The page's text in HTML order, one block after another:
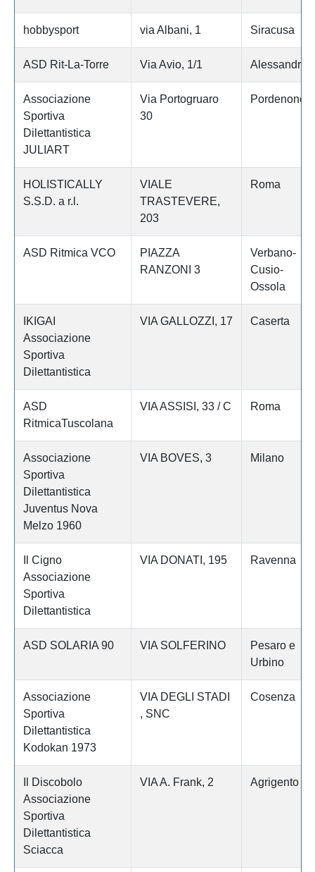
hobbysport via Albani, 1 Siracusa
ASD Rit-La-Torre Via Avio, 1/1 Alessandria
Associazione
Sportiva
Dilettantistica
JULIART
Via Portogruaro
30
Pordenone
HOLISTICALLY
S.S.D. a r.l.
VIALE
TRASTEVERE,
203
Roma
ASD Ritmica VCO
PIAZZA
RANZONI 3
Verbano-
Cusio-
Ossola
IKIGAI
Associazione
Sportiva
Dilettantistica
VIA GALLOZZI, 17 Caserta
ASD
RitmicaTuscolana
VIA ASSISI, 33 / C Roma
Associazione
Sportiva
Dilettantistica
Juventus Nova
Melzo 1960
VIA BOVES, 3 Milano
Il Cigno
Associazione
Sportiva
Dilettantistica
VIA DONATI, 195 Ravenna
ASD SOLARIA 90 VIA SOLFERINO
Pesaro e
Urbino
Associazione
Sportiva
Dilettantistica
Kodokan 1973
VIA DEGLI STADI
, SNC
Cosenza
Il Discobolo
Associazione
Sportiva
Dilettantistica
Sciacca
VIA A. Frank, 2 Agrigento